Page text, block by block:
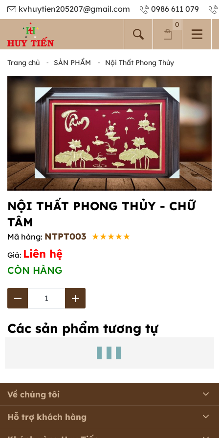
kvhuytien205207@gmail.com 0986 611 079
0
Trang chủ ⁃ SẢN PHẨM ⁃ Nội Thất Phong Thủy
NỘI THẤT PHONG THỦY - CHỮ
TÂM
Mã hàng: NTPT003 ★★★★★
Giá: Liên hệ
CÒN HÀNG
Các sản phẩm tương tự
Về chúng tôi
Hỗ trợ khách hàng